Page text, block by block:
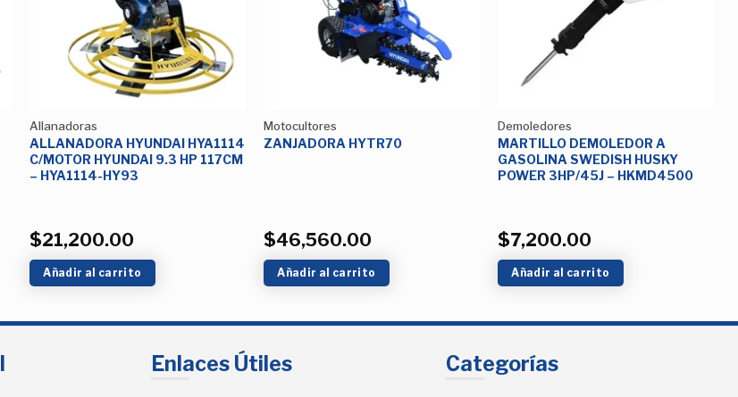
Allanadoras
ALLANADORA HYUNDAI HYA1114
C/MOTOR HYUNDAI 9.3 HP 117CM
– HYA1114-HY93
$21,200.00
Añadir al carrito
Motocultores
ZANJADORA HYTR70
$46,560.00
Añadir al carrito
Demoledores
MARTILLO DEMOLEDOR A
GASOLINA SWEDISH HUSKY
POWER 3HP/45J – HKMD4500
$7,200.00
Añadir al carrito
Enlaces Útiles Categorías